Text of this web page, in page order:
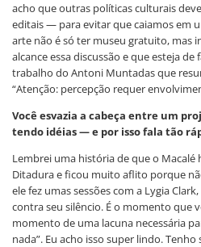
acho que outras políticas culturais
editais — para evitar que caiamos em
arte não é só ter museu gratuito, mas
alcance essa discussão e que esteja
trabalho do Antoni Muntadas que
“Atenção: percepção requer
Você esvazia a cabeça entre um
tendo idéias — e por isso fala tão
Lembrei uma história de que o Macalé
Ditadura e ficou muito aflito porque
ele fez umas sessões com a Lygia
contra seu silêncio. É o momento que
momento de uma lacuna necessária
nada”. Eu acho isso super lindo.